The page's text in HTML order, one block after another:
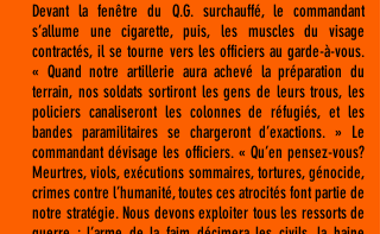
Devant la fenêtre du Q.G. surchauffé, le commandant
s’allume une cigarette, puis, les muscles du visage
contractés, il se tourne vers les officiers au garde-à-vous.
« Quand notre artillerie aura achevé la préparation du
terrain, nos soldats sortiront les gens de leurs trous, les
policiers canaliseront les colonnes de réfugiés, et les
bandes paramilitaires se chargeront d’exactions. » Le
commandant dévisage les officiers. « Qu’en pensez-vous?
Meurtres, viols, exécutions sommaires, tortures, génocide,
crimes contre l’humanité, toutes ces atrocités font partie de
notre stratégie. Nous devons exploiter tous les ressorts de